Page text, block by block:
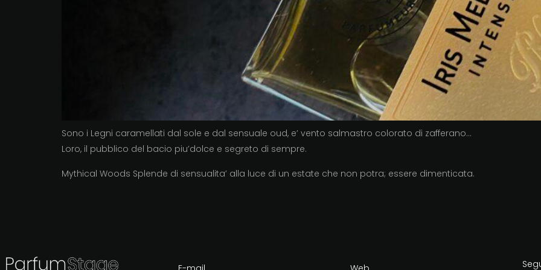
Sono i Legni caramellati dal sole e dal sensuale oud, e’ vento salmastro colorato di zafferano…
Loro, il pubblico del bacio piu’dolce e segreto di sempre.
Mythical Woods Splende di sensualita’ alla luce di un estate che non potra; essere dimenticata.